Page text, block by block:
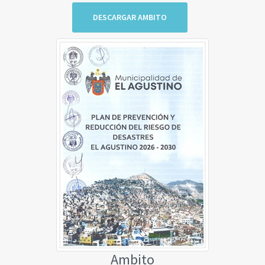
DESCARGAR AMBITO
Ambito